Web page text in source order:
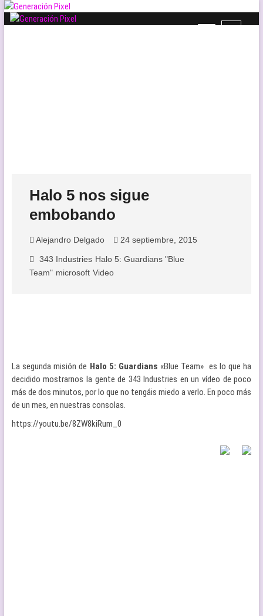
Saltar
B
Halo 5 nos sigue
embobando
Alejandro Delgado 24 septiembre, 2015
343 Industries Halo 5: Guardians "Blue
Team" microsoft Video
La segunda misión de Halo 5: Guardians «Blue Team» es lo que ha
decidido mostrarnos la gente de 343 Industries en un vídeo de poco
más de dos minutos, por lo que no tengáis miedo a verlo. En poco más
de un mes, en nuestras consolas.
https://youtu.be/8ZW8kiRum_0